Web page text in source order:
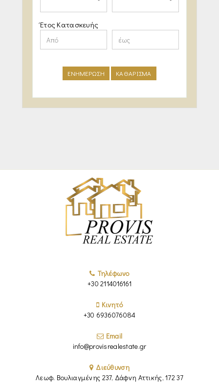
Έτος Κατασκευής
ΕΝΗΜΕΡΩΣΗ ΚΑΘΑΡΙΣΜΑ
Τηλέφωνο
+30 2114016161
Κινητό
+30 6936076084
Email
info@provisrealestate.gr
Διεύθυνση
Λεωφ. Βουλιαγμένης 237, Δάφνη Αττικής, 172 37